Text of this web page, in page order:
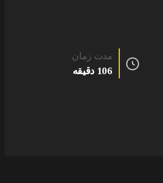
مدت زمان
106 دقیقه